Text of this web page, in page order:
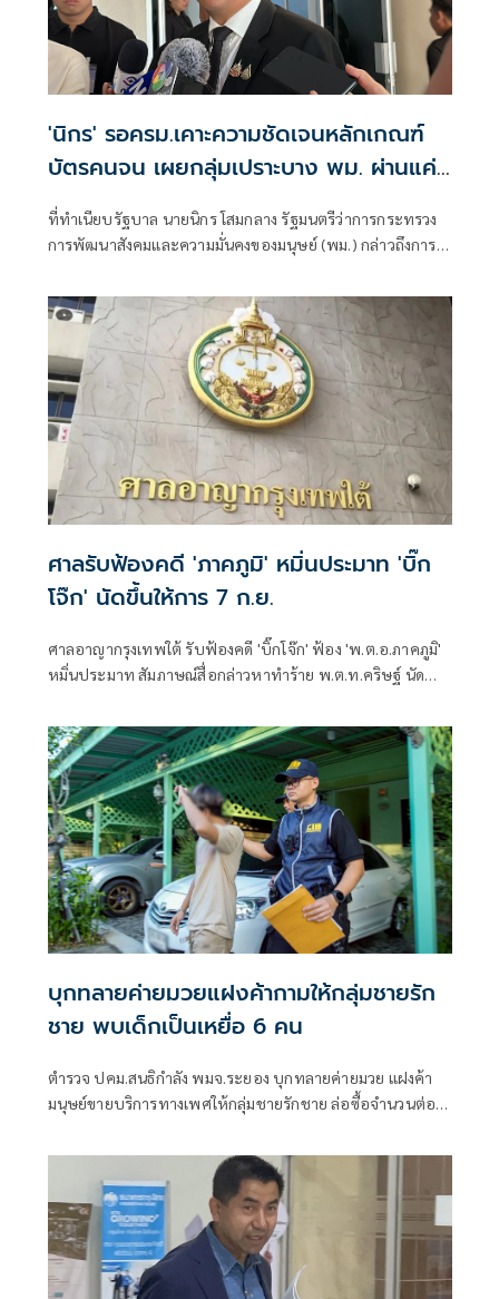
'นิกร' รอครม.เคาะความชัดเจนหลักเกณฑ์
บัตรคนจน เผยกลุ่มเปราะบาง พม. ผ่านแค่
2 แสน จากที่ยื่นไป 1 ล้านคน
ที่ทำเนียบรัฐบาล นายนิกร โสมกลาง รัฐมนตรีว่าการกระทรวง
การพัฒนาสังคมและความมั่นคงของมนุษย์ (พม.) กล่าวถึงการ
ศาลรับฟ้องคดี 'ภาคภูมิ' หมิ่นประมาท 'บิ๊ก
โจ๊ก' นัดขึ้นให้การ 7 ก.ย.
ศาลอาญากรุงเทพใต้ รับฟ้องคดี 'บิ๊กโจ๊ก' ฟ้อง 'พ.ต.อ.ภาคภูมิ'
หมิ่นประมาท สัมภาษณ์สื่อกล่าวหาทำร้าย พ.ต.ท.คริษฐ์ นัด
บุกทลายค่ายมวยแฝงค้ากามให้กลุ่มชายรัก
ชาย พบเด็กเป็นเหยื่อ 6 คน
ตำรวจ ปคม.สนธิกำลัง พมจ.ระยอง บุกทลายค่ายมวย แฝงค้า
มนุษย์ขายบริการทางเพศให้กลุ่มชายรักชาย ล่อซื้อจำนวนต่อ
เรียกนักมวยในค่ายเสพสุขสวิงกิ้ง อัดคลิป พบเด็กตกเป็นเหยื่อ 6
คน เร่งขยายผลจับกุม